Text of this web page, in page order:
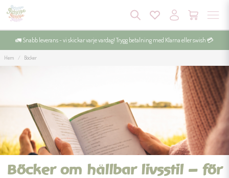
🚛 Snabb leverans - vi skickar varje vardag! Trygg betalning med Klarna eller swish 💳
Hem Böcker
Böcker om hållbar livsstil – för